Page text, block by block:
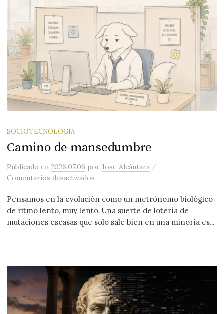
SOCIOTECNOLOGÍA
Camino de mansedumbre
Publicadoen2026.07.06 porJose Alcántara /
Comentarios desactivados
Pensamos en la evolución como un metrónomo biológico
de ritmo lento, muy lento. Una suerte de lotería de
mutaciones escasas que solo sale bien en una minoría es...